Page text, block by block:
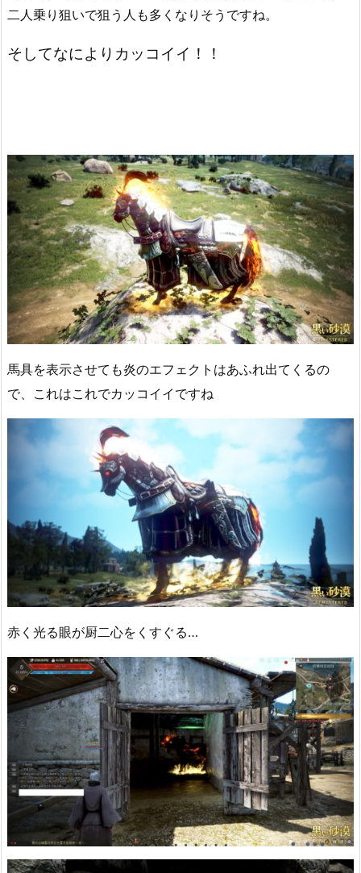
二人乗り狙いで狙う人も多くなりそうですね。
そしてなによりカッコイイ！！
馬具を表示させても炎のエフェクトはあふれ出てくるの
で、これはこれでカッコイイですね
赤く光る眼が厨二心をくすぐる…